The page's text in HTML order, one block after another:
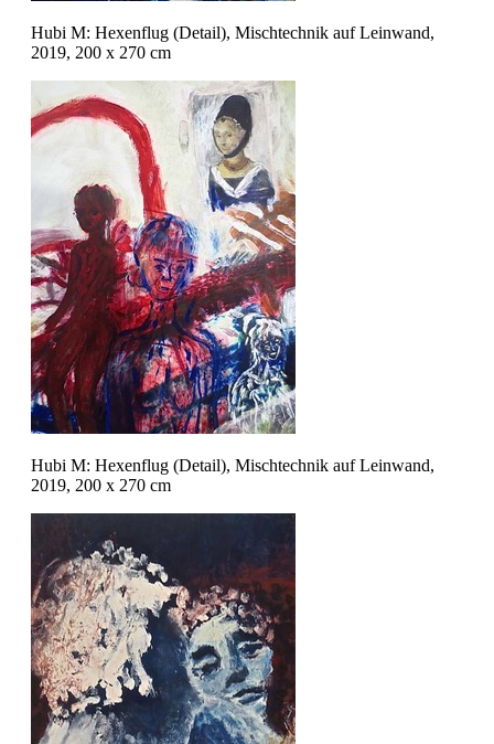
Hubi M: Hexenflug (Detail), Mischtechnik auf Leinwand,
2019, 200 x 270 cm
Hubi M: Hexenflug (Detail), Mischtechnik auf Leinwand,
2019, 200 x 270 cm